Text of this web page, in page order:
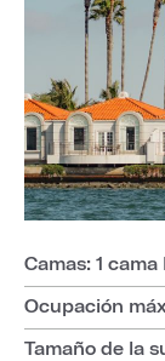
Camas: 1 cama
Ocupación
Tamaño de la